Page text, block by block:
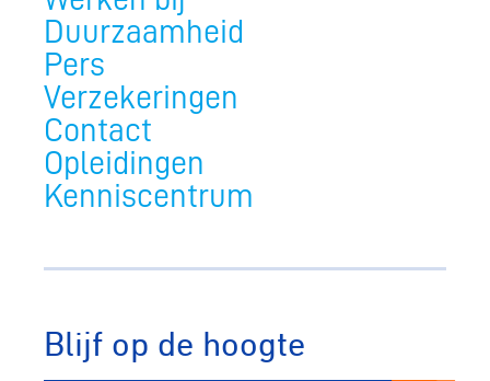
Duurzaamheid
Pers
Verzekeringen
Contact
Opleidingen
Kenniscentrum
Blijf op de hoogte